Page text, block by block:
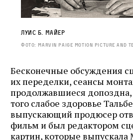
Луис Б. Майер
Фото: Marvin Paige Motion Picture and
Бесконечные обсуждения
их переделки, сеансы
продолжавшиеся
того слабое здоровье
выпускающий продюсер
фильм и был редактором
картин, которые выпускала